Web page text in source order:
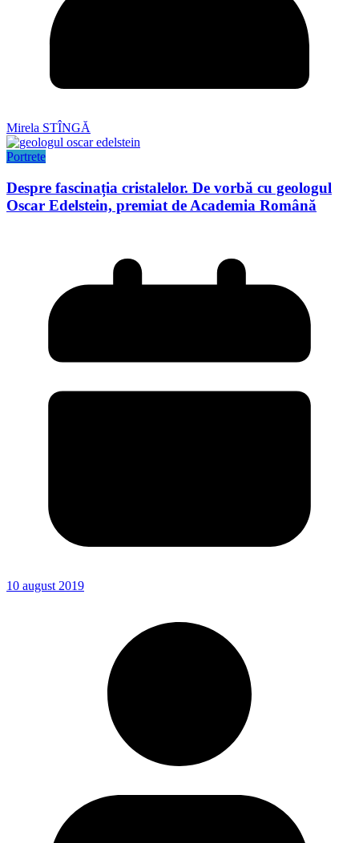
Mirela STÎNGĂ
Portrete
Despre fascinația cristalelor. De vorbă cu geologul
Oscar Edelstein, premiat de Academia Română
10 august 2019